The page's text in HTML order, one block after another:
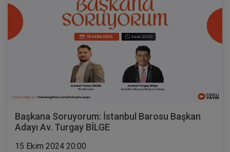
Başkana Soruyorum: İstanbul Barosu Başkan
Adayı Av. Turgay BİLGE
15 Ekim 2024 20:00